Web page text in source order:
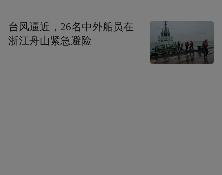
台风逼近，26名中外船员在
浙江舟山紧急避险